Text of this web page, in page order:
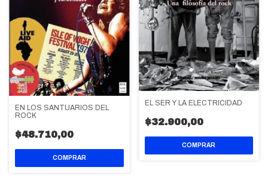
EN LOS SANTUARIOS DEL
ROCK
$48.710,00
EL SER Y LA ELECTRICIDAD
$32.900,00